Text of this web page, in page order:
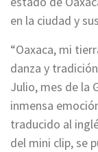
en la ciudad y
“Oaxaca, mi
danza y
Julio, mes de la
inmensa
traducido al
del mini clip, se